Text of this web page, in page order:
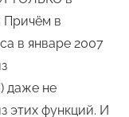
Причём в
в январе 2007
даже не
этих функций. И